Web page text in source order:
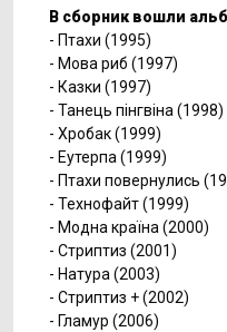
В сборник вошли
- Птахи (1995)
- Мова риб (1997)
- Казки (1997)
- Танець пінгвіна (1998)
- Хробак (1999)
- Еутерпа (1999)
- Птахи повернулись
- Технофайт (1999)
- Модна країна (2000)
- Стриптиз (2001)
- Натура (2003)
- Стриптиз + (2002)
- Гламур (2006)